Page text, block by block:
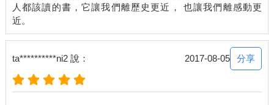
人都該讀的書，它讓我們離歷史更近， 也讓我們離感動更
ta**********ni2 說： 2017-08-05 分享